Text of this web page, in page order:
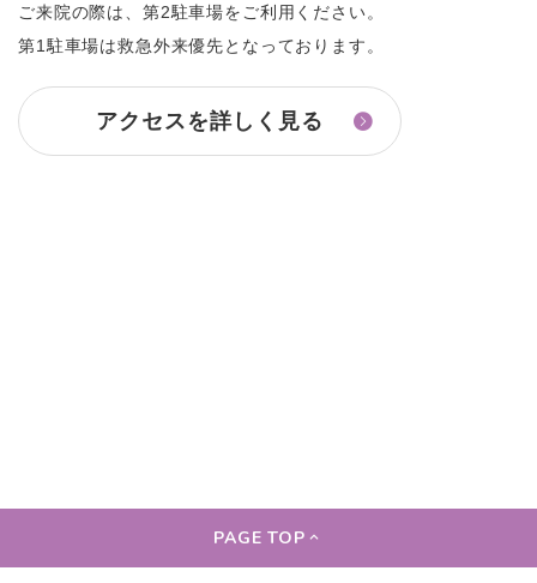
ご来院の際は、第2駐車場をご利用ください。
第1駐車場は救急外来優先となっております。
アクセスを詳しく見る
PAGE TOP